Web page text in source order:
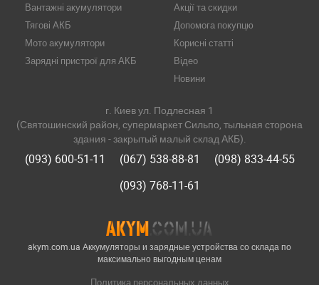
akym.com.ua Аккумуляторы и зарядные устройства со склада по
максимально выгодным ценам
Политика персональных данных
Вантажні акумулятори
Тягові АКБ
Мото акумулятори
Зарядні пристрої для АКБ
Акції та скидки
Допомога покупцю
Корисні статті
Відео
Новини
г. Киев ул. Подлесная 1
(Святошинский район, супермаркет Сильпо, тыльная сторона
здания - закрытый малый склад АКБ).
(093) 600-51-11 (067) 538-88-81
(098) 833-44-55
(093) 768-11-61